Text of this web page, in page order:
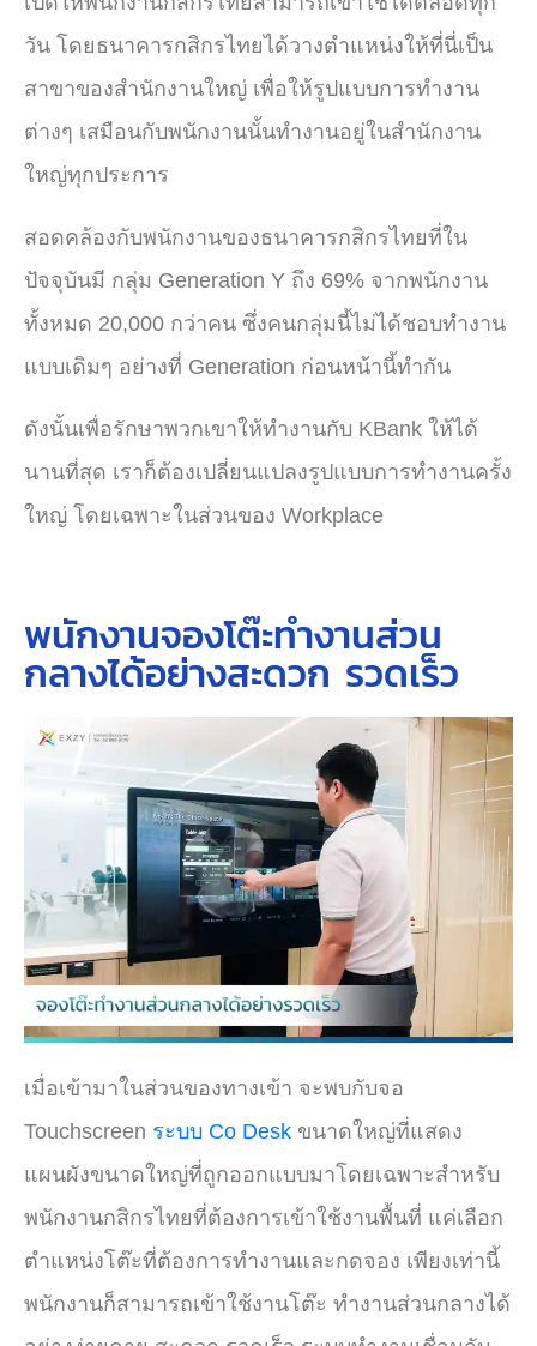
วัน โดยธนาคารกสิกรไทยได้วางตำแหน่งให้ที่นี่เป็น
สาขาของสำนักงานใหญ่ เพื่อให้รูปแบบการทำงาน
ต่างๆ เสมือนกับพนักงานนั้นทำงานอยู่ในสำนักงาน
ใหญ่ทุกประการ
สอดคล้องกับพนักงานของธนาคารกสิกรไทยที่ใน
ปัจจุบันมี กลุ่ม Generation Y ถึง 69% จากพนักงาน
ทั้งหมด 20,000 กว่าคน ซึ่งคนกลุ่มนี้ไม่ได้ชอบทำงาน
แบบเดิมๆ อย่างที่ Generation ก่อนหน้านี้ทำกัน
ดังนั้นเพื่อรักษาพวกเขาให้ทำงานกับ KBank ให้ได้
นานที่สุด เราก็ต้องเปลี่ยนแปลงรูปแบบการทำงานครั้ง
ใหญ่ โดยเฉพาะในส่วนของ Workplace
พนักงานจองโต๊ะทำงานส่วน
กลางได้อย่างสะดวก รวดเร็ว
เมื่อเข้ามาในส่วนของทางเข้า จะพบกับจอ
Touchscreen ระบบ Co Desk ขนาดใหญ่ที่แสดง
แผนผังขนาดใหญ่ที่ถูกออกแบบมาโดยเฉพาะสำหรับ
พนักงานกสิกรไทยที่ต้องการเข้าใช้งานพื้นที่ แค่เลือก
ตำแหน่งโต๊ะที่ต้องการทำงานและกดจอง เพียงเท่านี้
พนักงานก็สามารถเข้าใช้งานโต๊ะ ทำงานส่วนกลางได้